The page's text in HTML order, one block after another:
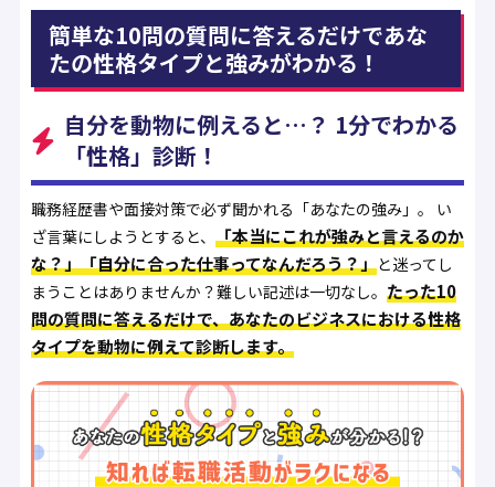
簡単な10問の質問に答えるだけであな
たの性格タイプと強みがわかる！
自分を動物に例えると…？ 1分でわかる
「性格」診断！
職務経歴書や面接対策で必ず聞かれる「あなたの強み」。 い
ざ言葉にしようとすると、 「本当にこれが強みと言えるのか
な？」「自分に合った仕事ってなんだろう？」と迷ってし
まうことはありませんか？難しい記述は一切なし。 たった10
問の質問に答えるだけで、あなたのビジネスにおける性格
タイプを動物に例えて診断します。